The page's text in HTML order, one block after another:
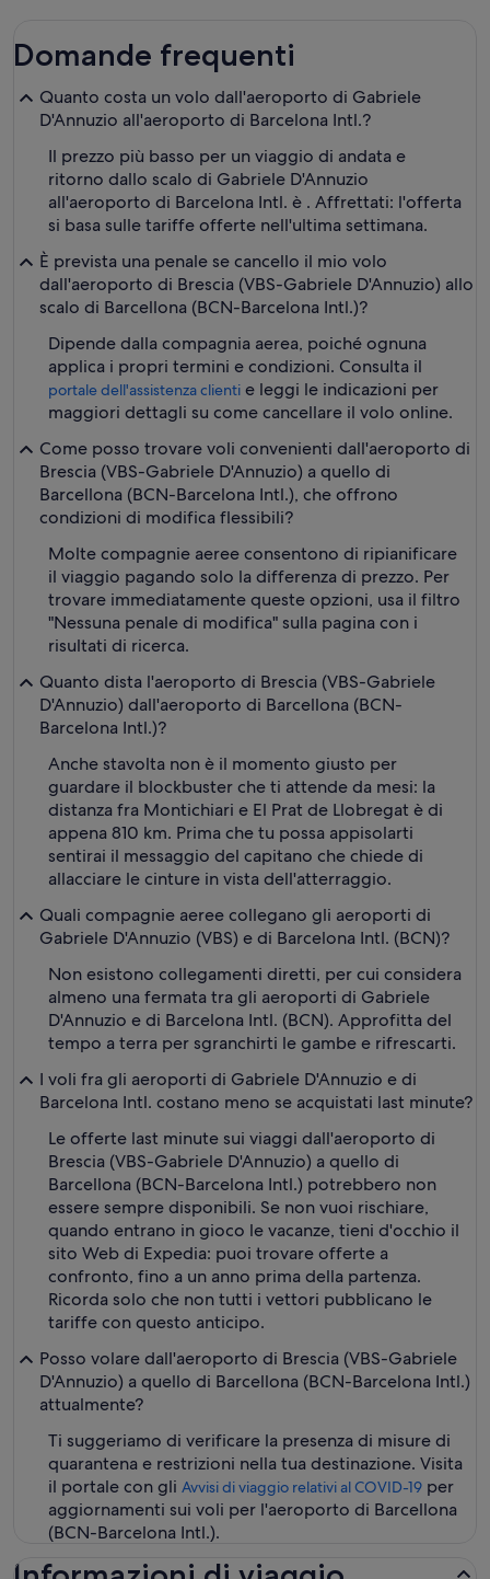
Domande frequenti
Quanto costa un volo dall'aeroporto di Gabriele
D'Annuzio all'aeroporto di Barcelona Intl.?
Il prezzo più basso per un viaggio di andata e
ritorno dallo scalo di Gabriele D'Annuzio
all'aeroporto di Barcelona Intl. è . Affrettati: l'offerta
si basa sulle tariffe offerte nell'ultima settimana.
È prevista una penale se cancello il mio volo
dall'aeroporto di Brescia (VBS-Gabriele D'Annuzio) allo
scalo di Barcellona (BCN-Barcelona Intl.)?
Dipende dalla compagnia aerea, poiché ognuna
applica i propri termini e condizioni. Consulta il
portale dell'assistenza clienti e leggi le indicazioni per
maggiori dettagli su come cancellare il volo online.
Come posso trovare voli convenienti dall'aeroporto di
Brescia (VBS-Gabriele D'Annuzio) a quello di
Barcellona (BCN-Barcelona Intl.), che offrono
condizioni di modifica flessibili?
Molte compagnie aeree consentono di ripianificare
il viaggio pagando solo la differenza di prezzo. Per
trovare immediatamente queste opzioni, usa il filtro
"Nessuna penale di modifica" sulla pagina con i
risultati di ricerca.
Quanto dista l'aeroporto di Brescia (VBS-Gabriele
D'Annuzio) dall'aeroporto di Barcellona (BCN-
Barcelona Intl.)?
Anche stavolta non è il momento giusto per
guardare il blockbuster che ti attende da mesi: la
distanza fra Montichiari e El Prat de Llobregat è di
appena 810 km. Prima che tu possa appisolarti
sentirai il messaggio del capitano che chiede di
allacciare le cinture in vista dell'atterraggio.
Quali compagnie aeree collegano gli aeroporti di
Gabriele D'Annuzio (VBS) e di Barcelona Intl. (BCN)?
Non esistono collegamenti diretti, per cui considera
almeno una fermata tra gli aeroporti di Gabriele
D'Annuzio e di Barcelona Intl. (BCN). Approfitta del
tempo a terra per sgranchirti le gambe e rifrescarti.
I voli fra gli aeroporti di Gabriele D'Annuzio e di
Barcelona Intl. costano meno se acquistati last minute?
Le offerte last minute sui viaggi dall'aeroporto di
Brescia (VBS-Gabriele D'Annuzio) a quello di
Barcellona (BCN-Barcelona Intl.) potrebbero non
essere sempre disponibili. Se non vuoi rischiare,
quando entrano in gioco le vacanze, tieni d'occhio il
sito Web di Expedia: puoi trovare offerte a
confronto, fino a un anno prima della partenza.
Ricorda solo che non tutti i vettori pubblicano le
tariffe con questo anticipo.
Posso volare dall'aeroporto di Brescia (VBS-Gabriele
D'Annuzio) a quello di Barcellona (BCN-Barcelona Intl.)
attualmente?
Ti suggeriamo di verificare la presenza di misure di
quarantena e restrizioni nella tua destinazione. Visita
il portale con gli Avvisi di viaggio relativi al COVID-19 per
aggiornamenti sui voli per l'aeroporto di Barcellona
(BCN-Barcelona Intl.).